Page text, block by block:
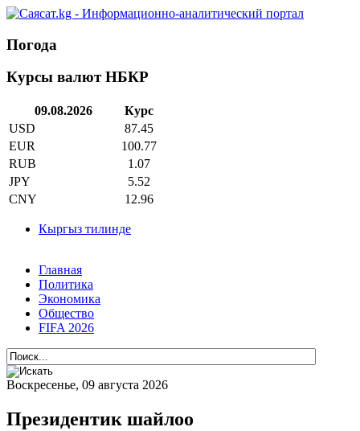
Погода
Курсы валют НБКР
09.08.2026
Курс
USD
87.45
EUR
100.77
RUB
1.07
JPY
5.52
CNY
12.96
Кыргыз тилинде
Главная
Политика
Экономика
Общество
FIFA 2026
Воскресенье, 09 августа 2026
Президентик шайлоо